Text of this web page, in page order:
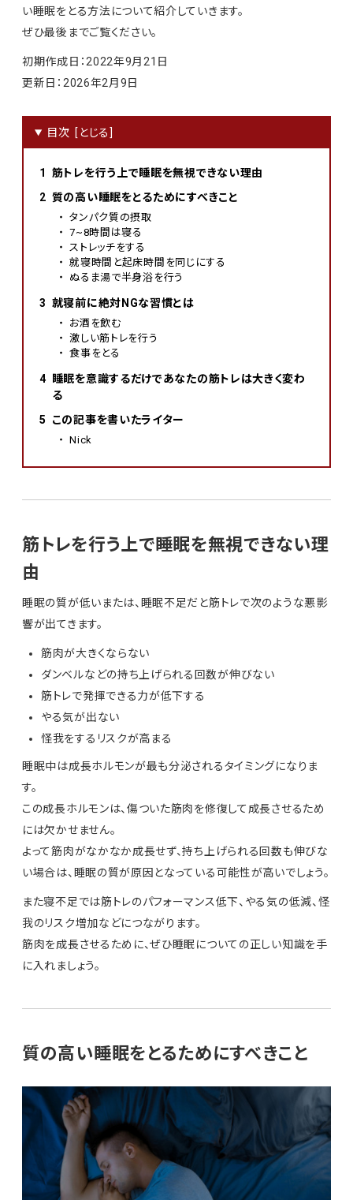
い睡眠をとる方法について紹介していきます。
ぜひ最後までご覧ください。
初期作成日：2022年9月21日
更新日：2026年2月9日
目次
筋トレを行う上で睡眠を無視できない理由
質の高い睡眠をとるためにすべきこと
タンパク質の摂取
7~8時間は寝る
ストレッチをする
就寝時間と起床時間を同じにする
ぬるま湯で半身浴を行う
就寝前に絶対NGな習慣とは
お酒を飲む
激しい筋トレを行う
食事をとる
睡眠を意識するだけであなたの筋トレは大きく変わ
る
この記事を書いたライター
Nick
筋トレを行う上で睡眠を無視できない理
由
睡眠の質が低いまたは、睡眠不足だと筋トレで次のような悪影
響が出てきます。
筋肉が大きくならない
ダンベルなどの持ち上げられる回数が伸びない
筋トレで発揮できる力が低下する
やる気が出ない
怪我をするリスクが高まる
睡眠中は成長ホルモンが最も分泌されるタイミングになりま
す。
この成長ホルモンは、傷ついた筋肉を修復して成長させるため
には欠かせません。
よって筋肉がなかなか成長せず、持ち上げられる回数も伸びな
い場合は、睡眠の質が原因となっている可能性が高いでしょう。
また寝不足では筋トレのパフォーマンス低下、やる気の低減、怪
我のリスク増加などにつながります。
筋肉を成長させるために、ぜひ睡眠についての正しい知識を手
に入れましょう。
質の高い睡眠をとるためにすべきこと